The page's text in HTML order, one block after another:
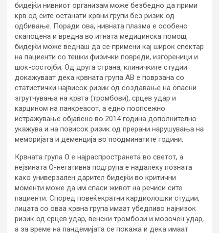
бидејќи нивниот организам може безбедно да прими
крв од сите останати крвни групи без ризик од
одбивање. Поради ова, нивната плазма е особено
скапоцена и вредна во итната медицинска помош,
бидејќи може веднаш да се примени кај широк спектар
на пациенти со тешки физички повреди, изгореници и
шок-состојби. Од друга страна, клиничките студии
докажуваат дека крвната група AB е поврзана со
статистички највисок ризик од создавање на опасни
згрутчувања на крвта (тромбови), срцев удар и
карцином на панкреасот, а едно поопсежно
истражување објавено во 2014 година дополнително
укажува и на повисок ризик од прерани нарушувања на
меморијата и деменција во поодминатите години.
Крвната група O е најраспространета во светот, а
нејзината O-негативна подгрупа е надалеку позната
како универзален дарител бидејќи во критични
моменти може да им спаси живот на речиси сите
пациенти. Според повеќекратни кардиолошки студии,
лицата со оваа крвна група имаат убедливо најнизок
ризик од срцев удар, венски тромбози и мозочен удар,
а за време на пандемијата се покажа и дека имаат